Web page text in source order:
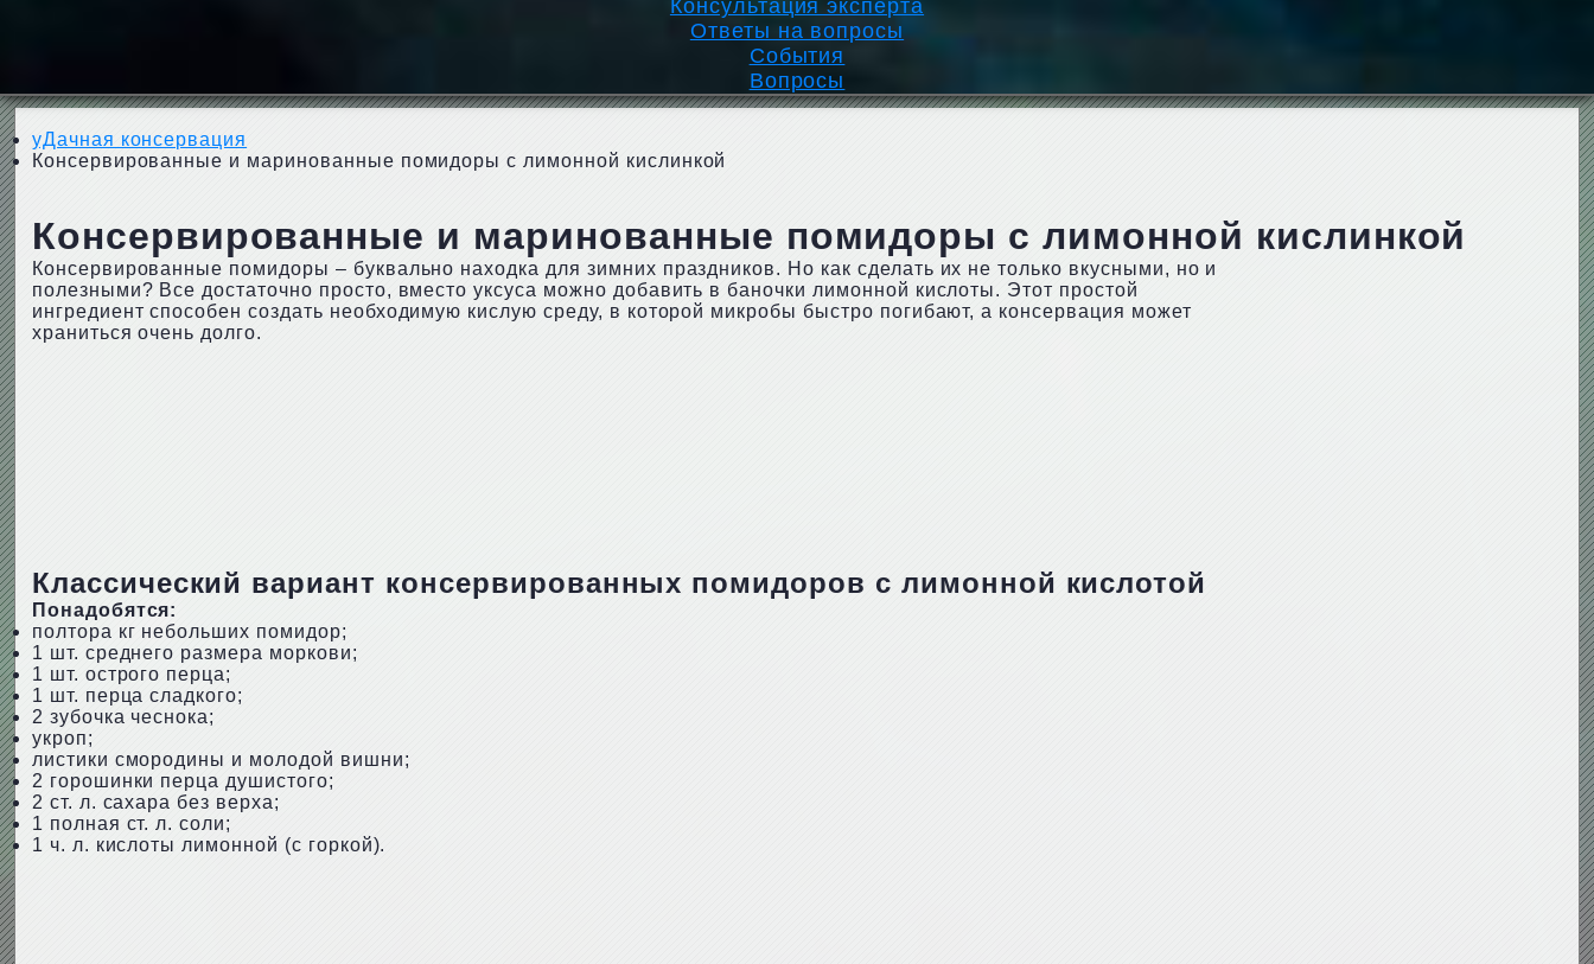
Консультация эксперта
Ответы на вопросы
События
Вопросы
уДачная консервация
Консервированные и маринованные помидоры с лимонной кислинкой
Консервированные и маринованные помидоры с лимонной кислинкой
Консервированные помидоры – буквально находка для зимних праздников. Но как сделать их не только вкусными, но и
полезными? Все достаточно просто, вместо уксуса можно добавить в баночки лимонной кислоты. Этот простой
ингредиент способен создать необходимую кислую среду, в которой микробы быстро погибают, а консервация может
храниться очень долго.
Классический вариант консервированных помидоров с лимонной кислотой
Понадобятся:
полтора кг небольших помидор;
1 шт. среднего размера моркови;
1 шт. острого перца;
1 шт. перца сладкого;
2 зубочка чеснока;
укроп;
листики смородины и молодой вишни;
2 горошинки перца душистого;
2 ст. л. сахара без верха;
1 полная ст. л. соли;
1 ч. л. кислоты лимонной (с горкой).